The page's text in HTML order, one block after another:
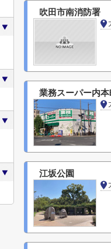
吹田市南消防署
業務スーパー内本
江坂公園